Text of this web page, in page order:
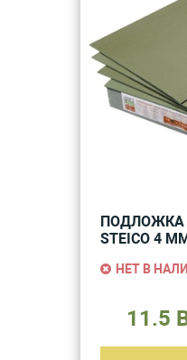
ПОДЛОЖКА
STEICO 4
НЕТ В
11.5